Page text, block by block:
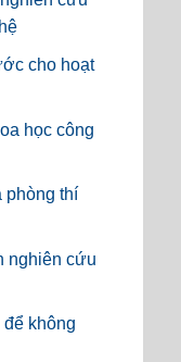
cho hoạt
học công
phòng thí
nghiên cứu
không